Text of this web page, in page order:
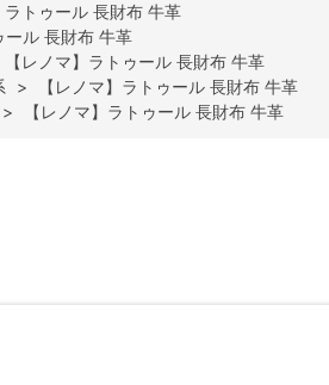
ラトゥール 長財布 牛革
ール 長財布 牛革
【レノマ】ラトゥール 長財布 牛革
>
【レノマ】ラトゥール 長財布 牛革
> 【レノマ】ラトゥール 長財布 牛革